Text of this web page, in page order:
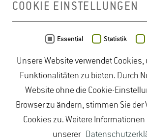
OpenStreetMap -
duales Studium Gartenbau|
Lebensmittelrecht Studium|
Studium| Naturschutz Studium|
Studium| Studiengang Logistik|
Lebensmittel |Studiengänge Natur
COOKIE EINSTELLUNGEN
Essential Statistik
Unsere Website verwendet
Funktionalitäten zu bieten. Durch
Website ohne die Cookie-
Browser zu ändern, stimmen Sie der
Cookies zu. Weitere Informationen
unserer